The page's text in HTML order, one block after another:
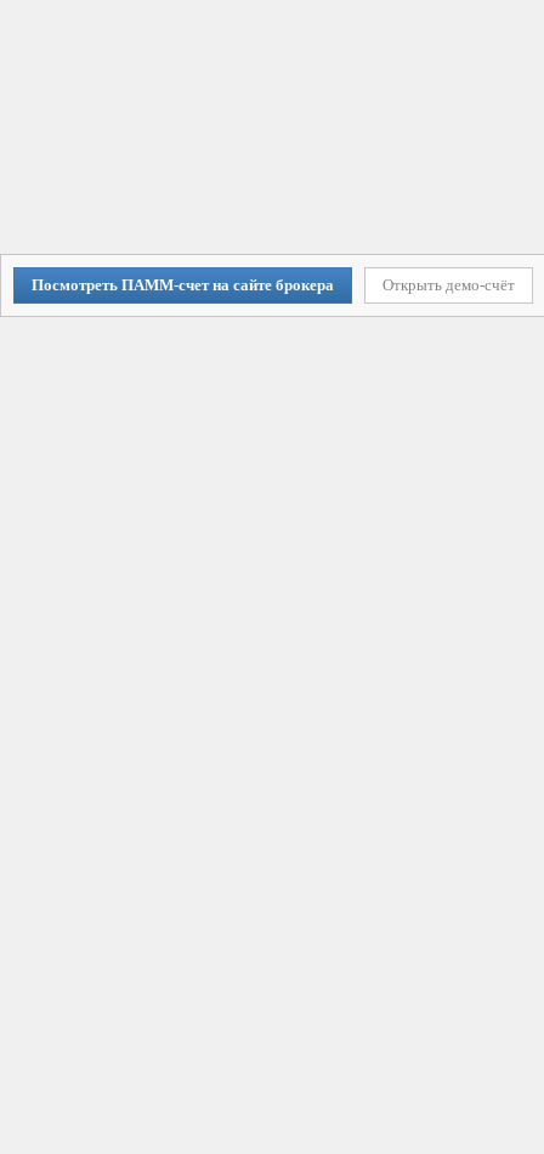
Посмотреть ПАММ-счет на сайте брокера Открыть демо-счёт